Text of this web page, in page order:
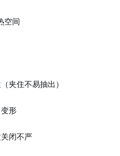
空间
夹住不易抽出）
形
闭不严